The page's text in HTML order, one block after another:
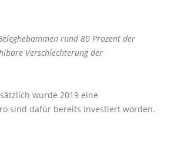
rund 80 Prozent der
Verschlechterung der
wurde 2019 eine
sind dafür bereits investiert worden.